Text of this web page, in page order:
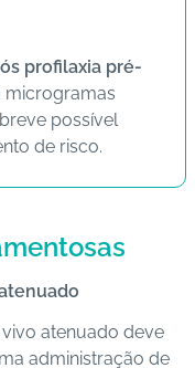
profilaxia pré-
microgramas
possível
de risco.
atenuado deve
administração de